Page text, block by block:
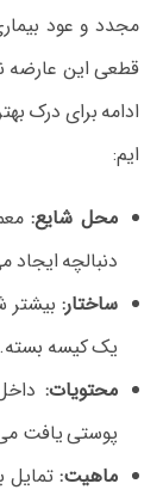
مجدد و عود
قطعی این عارضه
ادامه برای درک
ایم:
محل شایع:
دنبالچه
ساختار:
یک کیسه بسته.
محتویات:
پوستی یافت
ماهیت: تمایل